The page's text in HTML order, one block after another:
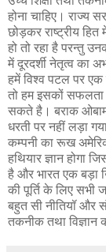
होना चाहिए। राज्‍य
छोड़कर राष्‍ट्रीय हित
हो तो रहा है परन्‍तु
में दूरदर्शी नेतृत्‍व का
हमें विश्‍व पटल पर एक
तो हम इसकों सफलता
सकते है। बराक
धरती पर नहीं लड़ा
कम्‍पनी का रूख
हथियार ज्ञान होगा
है और भारत एक बड़ा
की पूर्ति के लिए सभी
बहुत सी नीतियॉ और
तकनीक तथा विज्ञान